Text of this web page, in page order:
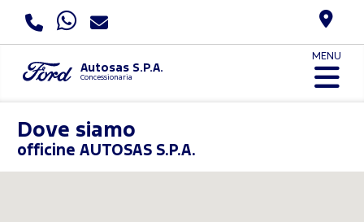
Autosas S.P.A.
Concessionaria
MENU
Dove siamo
officine AUTOSAS S.P.A.